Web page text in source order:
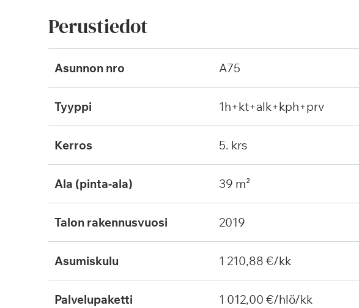
Perustiedot
Asunnon nro A75
Tyyppi 1h+kt+alk+kph+prv
Kerros 5. krs
Ala (pinta-ala) 39 m²
Talon rakennusvuosi 2019
Asumiskulu 1 210,88 €/kk
Palvelupaketti 1 012,00 €/hlö/kk